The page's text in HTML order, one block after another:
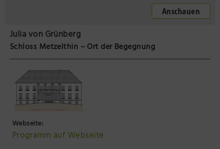
Anschauen
Julia von Grünberg
Schloss Metzelthin – Ort der Begegnung
Webseite:
Programm auf Webseite